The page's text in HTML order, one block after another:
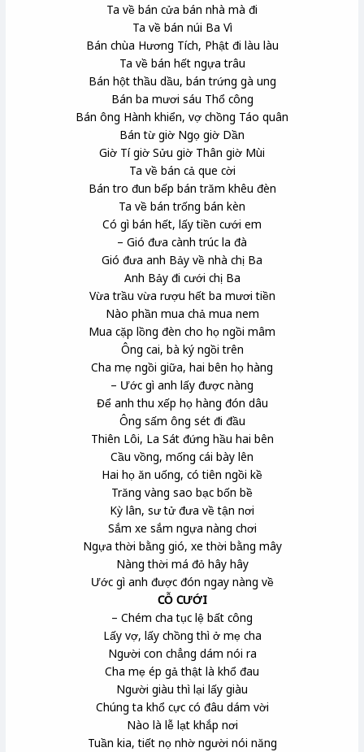
Ta về bán cửa bán nhà mà đi
Ta về bán núi Ba Vì
Bán chùa Hương Tích, Phật đi làu làu
Ta về bán hết ngựa trâu
Bán hột thầu dầu, bán trứng gà ung
Bán ba mươi sáu Thổ công
Bán ông Hành khiển, vợ chồng Táo quân
Bán từ giờ Ngọ giờ Dần
Giờ Tí giờ Sửu giờ Thân giờ Mùi
Ta về bán cả que cời
Bán tro đun bếp bán trăm khêu đèn
Ta về bán trống bán kèn
Có gì bán hết, lấy tiền cưới em
– Gió đưa cành trúc la đà
Gió đưa anh Bảy về nhà chị Ba
Anh Bảy đi cưới chị Ba
Vừa trầu vừa rượu hết ba mươi tiền
Nào phần mua chả mua nem
Mua cặp lồng đèn cho họ ngồi mâm
Ông cai, bà ký ngồi trên
Cha mẹ ngồi giữa, hai bên họ hàng
– Ước gì anh lấy được nàng
Để anh thu xếp họ hàng đón dâu
Ông sấm ông sét đi đầu
Thiên Lôi, La Sátđứng hầu hai bên
Cầu vồng, mống cái bày lên
Hai họ ăn uống, có tiên ngồi kề
Trăng vàng sao bạc bốn bề
Kỳ lân, sư tử đưa về tận nơi
Sắm xe sắm ngựa nàng chơi
Ngựa thời bằng gió, xe thời bằng mây
Nàng thời má đỏ hây hây
Ước gì anh được đón ngay nàng về
CỖ CƯỚI
– Chém cha tục lệ bất công
Lấy vợ, lấy chồng thì ở mẹ cha
Người con chẳng dám nói ra
Cha mẹ ép gả thật là khổ đau
Người giàu thì lại lấy giàu
Chúng ta khổ cực có đâu dám vời
Nào là lễ lạt khắp nơi
Tuần kia, tiết nọ nhờ người nói năng